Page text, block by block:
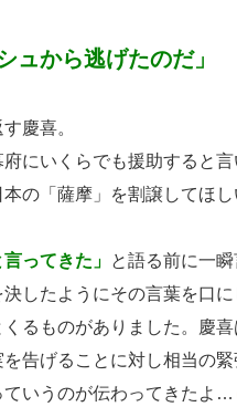
ュから逃げたのだ」
慶喜。
府にいくらでも援助すると
の「薩摩」を割譲してほし
ってきた」 と語る前に一瞬
したようにその言葉を口に
るものがありました。慶
告げることに対し相当の
ていうのが伝わってきたよ…